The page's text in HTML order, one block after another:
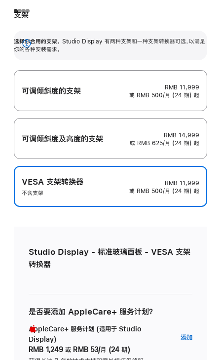
支架
选择你合用的支架。 Studio Display 有两种支架和一种支架转换器可选，以满足
你的各种安装需求。
展
可调倾斜度的支架
RMB 11,999
或 RMB 500/月 (24 期) 起
可调倾斜度及高‍度的支‍架
RMB 14,999
或 RMB 625/月 (24 期) 起
VESA 支架转换器
不含支架
RMB 11,999
或 RMB 500/月 (24 期) 起
Studio Display - 标准玻璃面板 - VESA 支架
转换器
是否要添加 AppleCare+ 服务计划？
AppleCare+ 服务计划 (适用于 Studio
Display)
RMB 1,249 或 RMB 53/月 (24 期)
添加